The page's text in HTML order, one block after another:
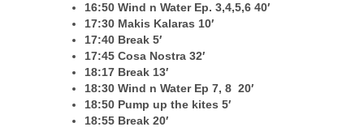
16:50 Wind n Water Ep. 3,4,5,6 40′
17:30 Makis Kalaras 10′
17:40 Break 5′
17:45 Cosa Nostra 32′
18:17 Break 13′
18:30 Wind n Water Ep 7, 8 20′
18:50 Pump up the kites 5′
18:55 Break 20′